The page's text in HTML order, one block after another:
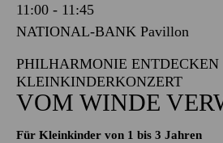
Samstag
13.03.2027
11:00 - 11:45
NATIONAL-BANK Pavillon
PHILHARMONIE ENTDECKEN ·
KLEINKINDERKONZERT